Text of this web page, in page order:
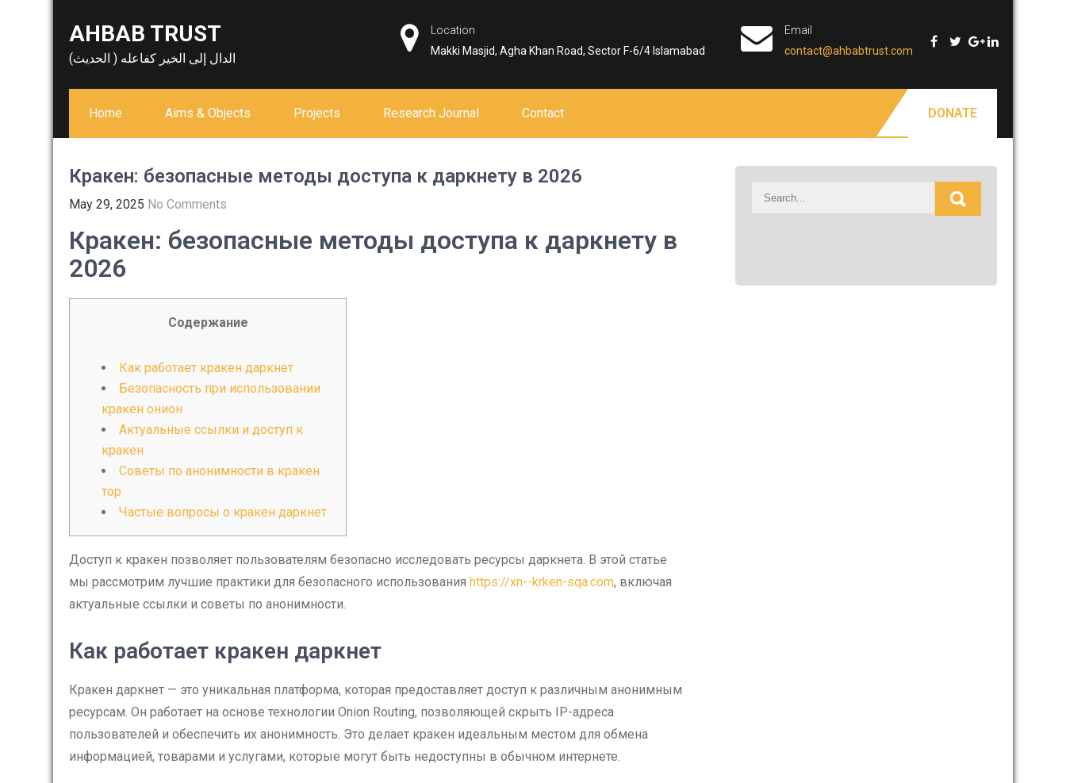
AHBAB TRUST
الدال إلى الخير كفاعله ( الحديث)
Location
Makki Masjid, Agha Khan Road, Sector F-6/4 Islamabad
Email
contact@ahbabtrust.com
Home Aims & Objects Projects Research Journal Contact DONATE
Кракен: безопасные методы доступа к даркнету в 2026
May 29, 2025 No Comments
Кракен: безопасные методы доступа к даркнету в
2026
Содержание
Как работает кракен даркнет
Безопасность при использовании
кракен онион
Актуальные ссылки и доступ к
кракен
Советы по анонимности в кракен
тор
Частые вопросы о кракен даркнет
Доступ к кракен позволяет пользователям безопасно исследовать ресурсы даркнета. В этой статье
мы рассмотрим лучшие практики для безопасного использования https://xn--krken-sqa.com, включая
актуальные ссылки и советы по анонимности.
Как работает кракен даркнет
Кракен даркнет — это уникальная платформа, которая предоставляет доступ к различным анонимным
ресурсам. Он работает на основе технологии Onion Routing, позволяющей скрыть IP-адреса
пользователей и обеспечить их анонимность. Это делает кракен идеальным местом для обмена
информацией, товарами и услугами, которые могут быть недоступны в обычном интернете.